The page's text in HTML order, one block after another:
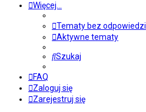
Więcej…
Tematy bez odpowiedzi
Aktywne tematy
Szukaj
FAQ
Zaloguj się
Zarejestruj się